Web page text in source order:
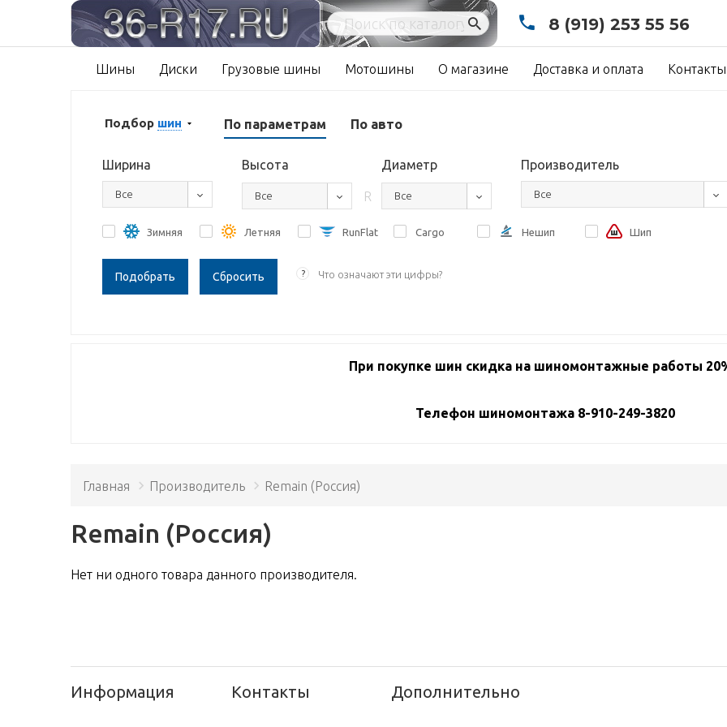
8 (919) 253 55 56
Шины Диски Грузовые шины Мотошины О магазине Доставка и оплата Контакты
По параметрам По авто
Подбор шин
Ширина
Все
Высота
Все
Диаметр
R Все
Производитель
Все
Зимняя Летняя RunFlat Cargo Нешип Шип
Сбросить ? Что означают эти цифры?
При покупке шин скидка на шиномонтажные работы
Телефон шиномонтажа 8-910-249-3820
Главная Производитель Remain (Россия)
Remain (Россия)
Нет ни одного товара данного производителя.
Информация Контакты Дополнительно